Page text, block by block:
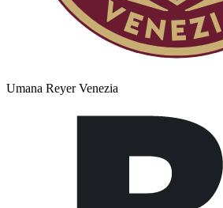
Umana Reyer Venezia